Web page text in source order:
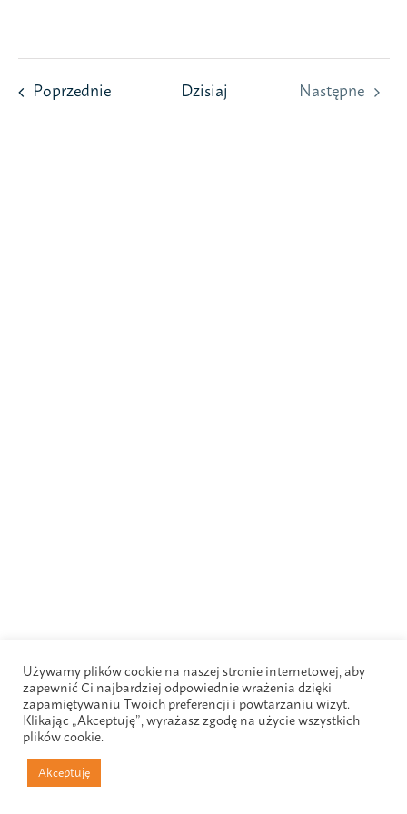
PoprzednieWydarzeniaDzisiaj
Następne
Używamy plików cookie na naszej stronie internetowej, aby
zapewnić Ci najbardziej odpowiednie wrażenia dzięki
zapamiętywaniu Twoich preferencji i powtarzaniu wizyt.
Klikając „Akceptuję”, wyrażasz zgodę na użycie wszystkich
plików cookie.
Akceptuję